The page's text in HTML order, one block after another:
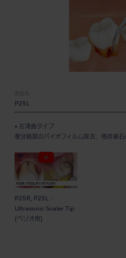
製品名:
P25L
• 左湾曲タイプ
根分岐部のバイオフィルム除去、残存歯石
P25R, P25L：
Ultrasonic Scaler Tip
(ペリオ用)